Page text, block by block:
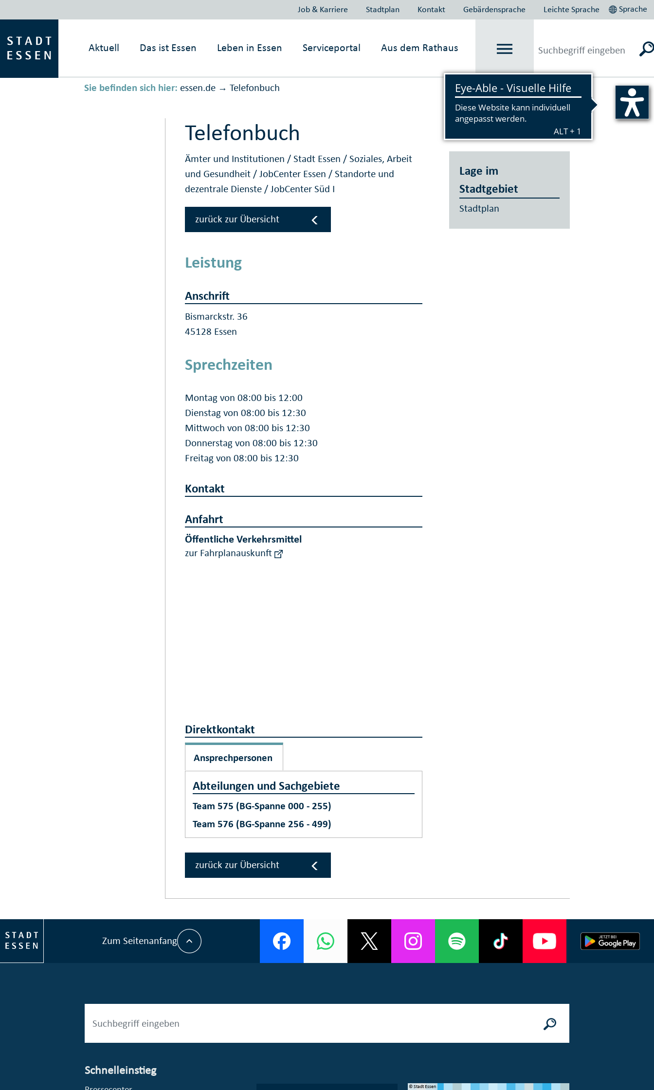
Job & Karriere Stadtplan Kontakt Gebärdensprache Leichte Sprache Sprache
Aktuell Das ist Essen Leben in Essen Serviceportal Aus dem Rathaus
Sie befinden sich hier: essen.de → Telefonbuch Vorlesen
Telefonbuch
Ämter und Institutionen /Stadt Essen /Soziales, Arbeit
und Gesundheit /JobCenter Essen /Standorte und
dezentrale Dienste /JobCenter Süd I
zurück zur Übersicht
Leistung
Anschrift
Bismarckstr. 36
45128 Essen
Sprechzeiten
Montag von 08:00 bis 12:00
Dienstag von 08:00 bis 12:30
Mittwoch von 08:00 bis 12:30
Donnerstag von 08:00 bis 12:30
Freitag von 08:00 bis 12:30
Kontakt
Anfahrt
Öffentliche Verkehrsmittel
zur Fahrplanauskunft
Direktkontakt
Ansprechpersonen
Abteilungen und Sachgebiete
Team 575 (BG-Spanne 000 - 255)
Team 576 (BG-Spanne 256 - 499)
zurück zur Übersicht
Lage im
Stadtgebiet
Stadtplan
Zum Seitenanfang
Schnelleinstieg
© Stadt Essen, Presse- und Kommunikationsamt © Stadt Essen